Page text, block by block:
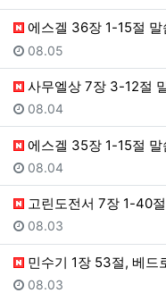
에스겔 36장 1-15절
등록일
08.05
사무엘상 7장 3-12절
등록일
08.04
에스겔 35장 1-15절
등록일
08.04
고린도전서 7장 1-40
등록일
08.03
민수기 1장 53절, 베
등록일
08.03